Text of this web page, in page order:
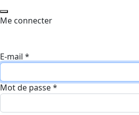
Me connecter
E-mail *
Mot de passe*